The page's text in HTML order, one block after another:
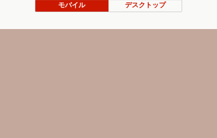
モバイル デスクトップ